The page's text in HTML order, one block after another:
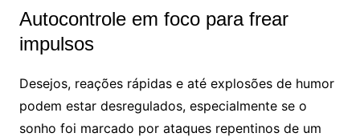
Autocontrole em foco para frear
impulsos
Desejos, reações rápidas e até explosões de humor
podem estar desregulados, especialmente se o
sonho foi marcado por ataques repentinos de um